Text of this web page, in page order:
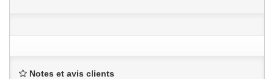
Notes et avis clients